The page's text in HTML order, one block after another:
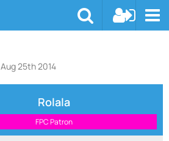
Aug 25th 2014
Rolala
FPC Patron